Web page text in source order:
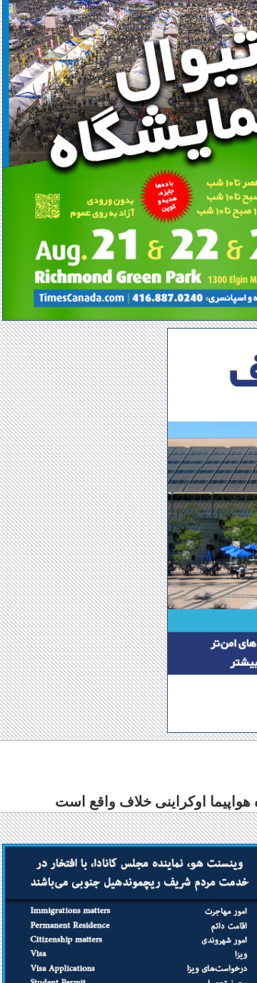
اوکراینی خلاف واقع است